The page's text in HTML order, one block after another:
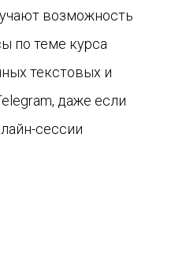
возможность
по теме курса
текстовых и
даже если
сессии